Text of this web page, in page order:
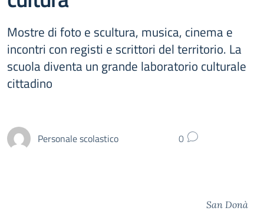
Mostre di foto e scultura, musica, cinema e
incontri con registi e scrittori del territorio. La
scuola diventa un grande laboratorio culturale
cittadino
Personale scolastico 0
San Donà